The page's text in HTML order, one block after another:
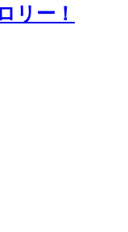
リー！